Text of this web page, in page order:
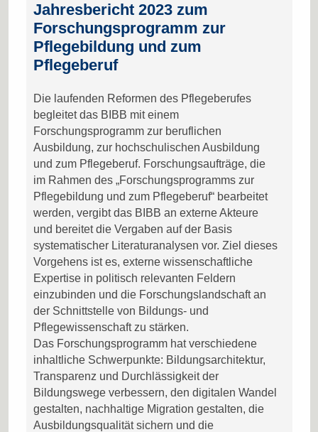
Jahresbericht 2023 zum
Forschungsprogramm zur
Pflegebildung und zum
Pflegeberuf
Die laufenden Reformen des Pflegeberufes
begleitet das BIBB mit einem
Forschungsprogramm zur beruflichen
Ausbildung, zur hochschulischen Ausbildung
und zum Pflegeberuf. Forschungsaufträge, die
im Rahmen des „Forschungsprogramms zur
Pflegebildung und zum Pflegeberuf“ bearbeitet
werden, vergibt das BIBB an externe Akteure
und bereitet die Vergaben auf der Basis
systematischer Literaturanalysen vor. Ziel dieses
Vorgehens ist es, externe wissenschaftliche
Expertise in politisch relevanten Feldern
einzubinden und die Forschungslandschaft an
der Schnittstelle von Bildungs- und
Pflegewissenschaft zu stärken.
Das Forschungsprogramm hat verschiedene
inhaltliche Schwerpunkte: Bildungsarchitektur,
Transparenz und Durchlässigkeit der
Bildungswege verbessern, den digitalen Wandel
gestalten, nachhaltige Migration gestalten, die
Ausbildungsqualität sichern und die